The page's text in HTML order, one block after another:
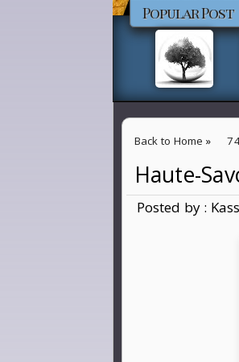
Popular Post
Back to Home »
Haute-Savoie #6 :
Haute-
Posted by :